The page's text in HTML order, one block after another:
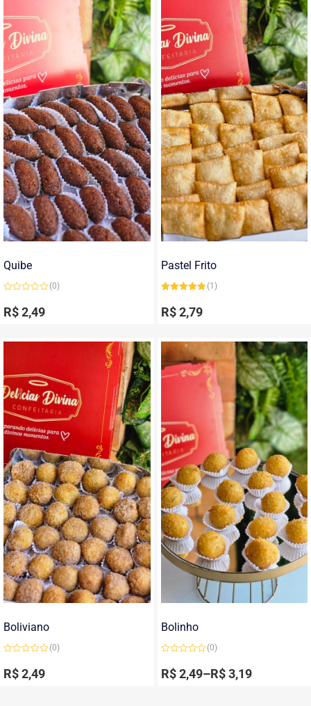
Quibe
0
de
(0)
R$2,49
Pastel Frito
5.00de 5
(1)
R$2,79
Boliviano
0
de
(0)
R$2,49
Bolinho
0
de
(0)
R$2,49–R$3,19